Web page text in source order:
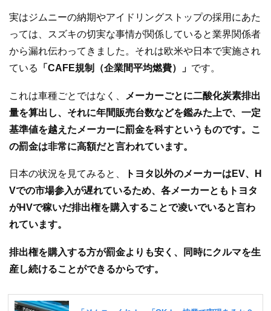
実はジムニーの納期やアイドリングストップの採用にあた
っては、スズキの切実な事情が関係していると業界関係者
から漏れ伝わってきました。それは欧米や日本で実施され
ている
「CAFE規制（企業間平均燃費）」 です。
これは車種ごとではなく、
メーカーごとに二酸化炭素排出
量を算出し、それに年間販売台数などを鑑みた上で、一定
基準値を越えたメーカーに罰金を科すというものです。こ
の罰金は非常に高額だと言われています。
日本の状況を見てみると、
トヨタ以外のメーカーはEV、H
Vでの市場参入が遅れているため、各メーカーともトヨタ
がHVで稼いだ排出権を購入することで凌いでいると言わ
れています。
排出権を購入する方が罰金よりも安く、同時にクルマを生
産し続けることができるからです。